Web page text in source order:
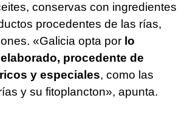
conservas con ingredientes
procedentes de las rías,
«Galicia opta por lo
procedente de
y especiales, como las
y su fitoplancton», apunta.